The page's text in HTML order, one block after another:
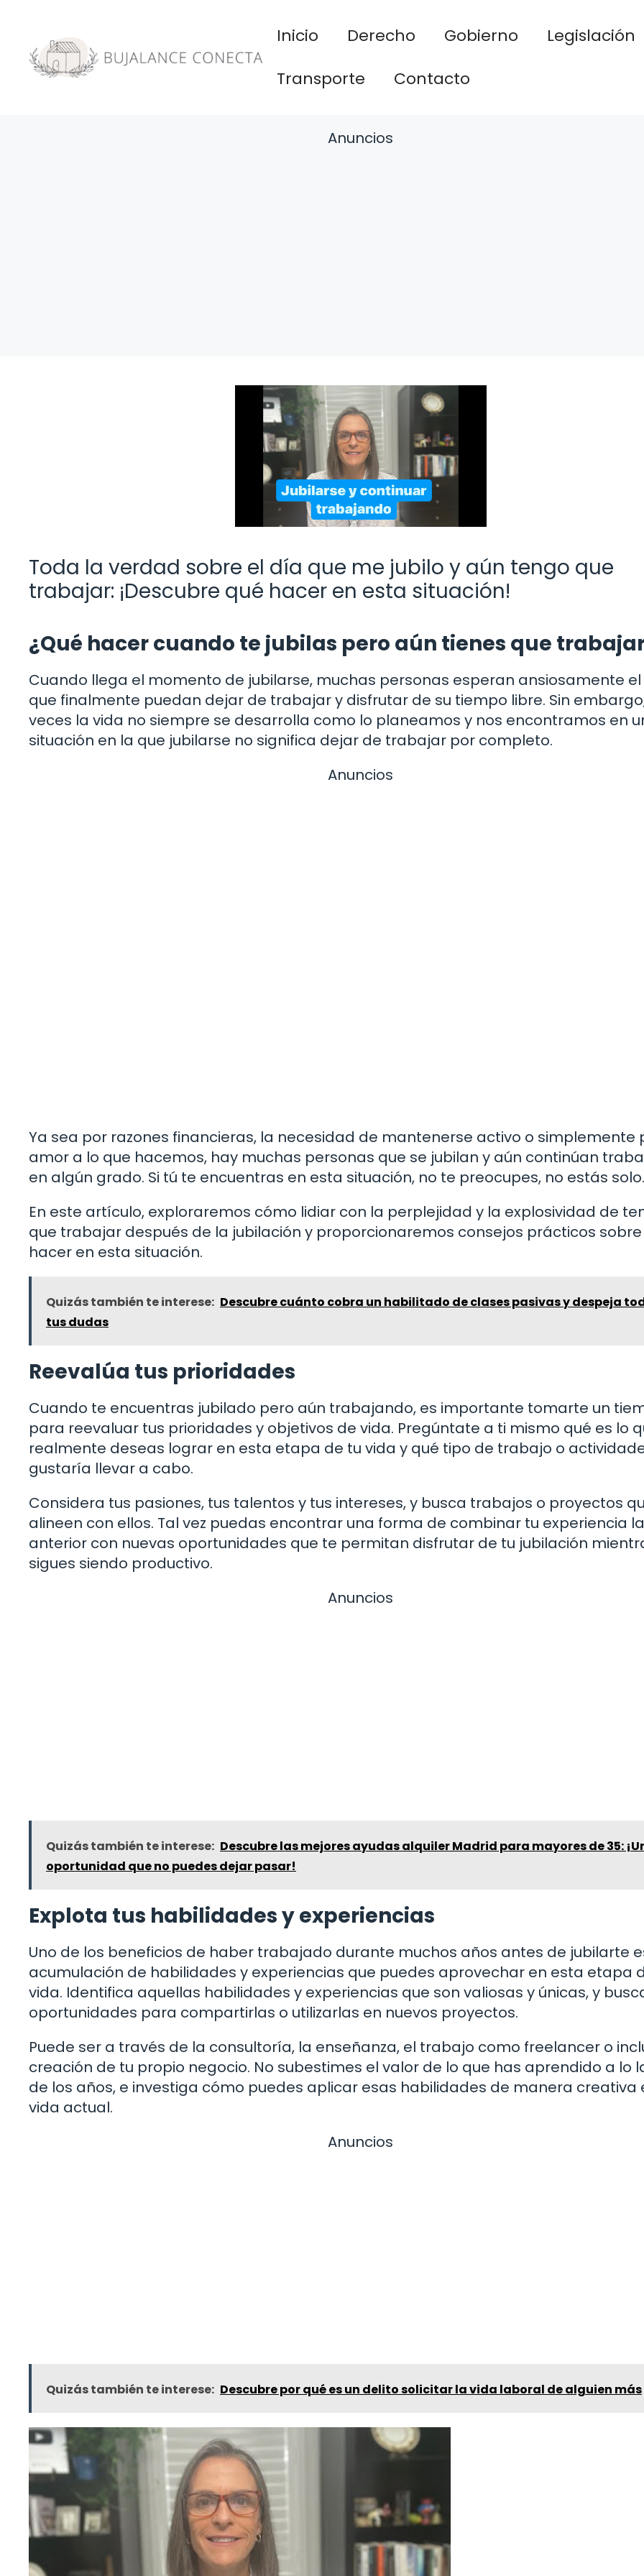
contenido
Inicio Derecho Gobierno
Legislación
Transporte
Contacto
Anuncios
Toda la verdad sobre el día que me jubilo y aún tengo que
trabajar: ¡Descubre qué hacer en esta situación!
¿Qué hacer cuando te jubilas pero aún tienes que
Cuando llega el momento de jubilarse, muchas personas esperan ansiosamente
que finalmente puedan dejar de trabajar y disfrutar de su tiempo libre. Sin
veces la vida no siempre se desarrolla como lo planeamos y nos encontramos en
situación en la que jubilarse no significa dejar de trabajar por completo.
Anuncios
Ya sea por razones financieras, la necesidad de mantenerse activo o simplemente
amor a lo que hacemos, hay muchas personas que se jubilan y aún continúan
en algún grado. Si tú te encuentras en esta situación, no te preocupes, no estás solo.
En este artículo, exploraremos cómo lidiar con la perplejidad y la explosividad de
que trabajar después de la jubilación y proporcionaremos consejos prácticos
hacer en esta situación.
Quizás también te interese: Descubre cuánto cobra un habilitado de clases pasivas y despeja
tus dudas
Reevalúa tus prioridades
Cuando te encuentras jubilado pero aún trabajando, es importante tomarte un
para reevaluar tus prioridades y objetivos de vida. Pregúntate a ti mismo qué es lo
realmente deseas lograr en esta etapa de tu vida y qué tipo de trabajo o
gustaría llevar a cabo.
Considera tus pasiones, tus talentos y tus intereses, y busca trabajos o proyectos
alineen con ellos. Tal vez puedas encontrar una forma de combinar tu experiencia
anterior con nuevas oportunidades que te permitan disfrutar de tu jubilación
sigues siendo productivo.
Anuncios
Quizás también te interese: Descubre las mejores ayudas alquiler Madrid para mayores de 35:
oportunidad que no puedes dejar pasar!
Explota tus habilidades y experiencias
Uno de los beneficios de haber trabajado durante muchos años antes de jubilarte
acumulación de habilidades y experiencias que puedes aprovechar en esta etapa
vida. Identifica aquellas habilidades y experiencias que son valiosas y únicas, y
oportunidades para compartirlas o utilizarlas en nuevos proyectos.
Puede ser a través de la consultoría, la enseñanza, el trabajo como freelancer o
creación de tu propio negocio. No subestimes el valor de lo que has aprendido a lo
de los años, e investiga cómo puedes aplicar esas habilidades de manera creativa
vida actual.
Anuncios
Quizás también te interese: Descubre por qué es un delito solicitar la vida laboral de alguien más